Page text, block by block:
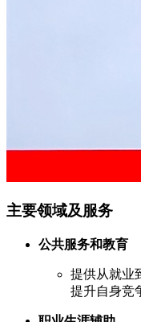
主要领域及服务
公共服务和教育
提供从就业
提升自身竞